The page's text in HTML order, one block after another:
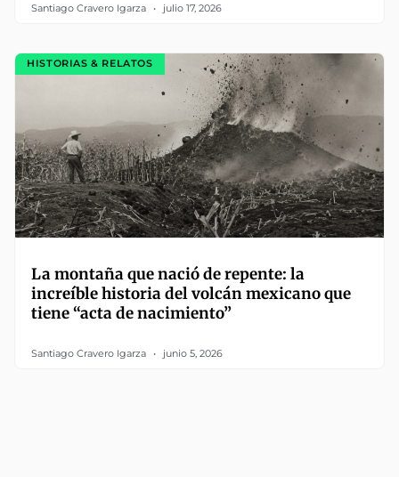
Santiago Cravero Igarza julio 17, 2026
HISTORIAS & RELATOS
La montaña que nació de repente: la
increíble historia del volcán mexicano que
tiene “acta de nacimiento”
Santiago Cravero Igarza junio 5, 2026